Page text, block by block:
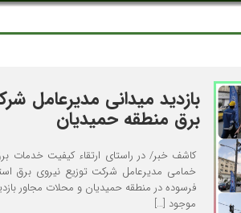
بازدید میدانی مدیرعامل
برق منطقه حمیدیان
کاشف خبر/ در راستای ارتقاء کیفیت خدمات
خمامی مدیرعامل شرکت توزیع نیروی برق
فرسوده در منطقه حمیدیان و محلات مجاور
موجود […]